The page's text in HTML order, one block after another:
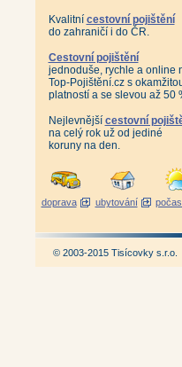
Kvalitní cestovní pojištění
do zahraničí i do ČR.
Cestovní pojištění
jednoduše, rychle a online
Top-Pojištění.cz s
platností a se slevou až 50
Nejlevnější cestovní
na celý rok už od jediné
koruny na den.
doprava ubytování
© 2003-2015 Tisícovky s.r.o.